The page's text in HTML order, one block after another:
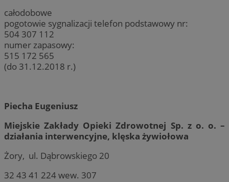
całodobowe
pogotowie sygnalizacji telefon podstawowy nr:
504 307 112
numer zapasowy:
515 172 565
(do 31.12.2018 r.)
Piecha Eugeniusz
Miejskie Zakłady Opieki Zdrowotnej Sp. z o. o. –
działania interwencyjne, klęska żywiołowa
Żory, ul. Dąbrowskiego 20
32 43 41 224 wew. 307